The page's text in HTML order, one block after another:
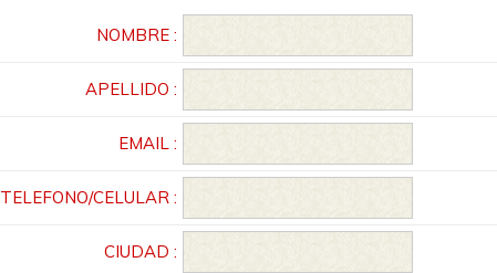
NOMBRE :
APELLIDO :
EMAIL :
TELEFONO/CELULAR :
CIUDAD :